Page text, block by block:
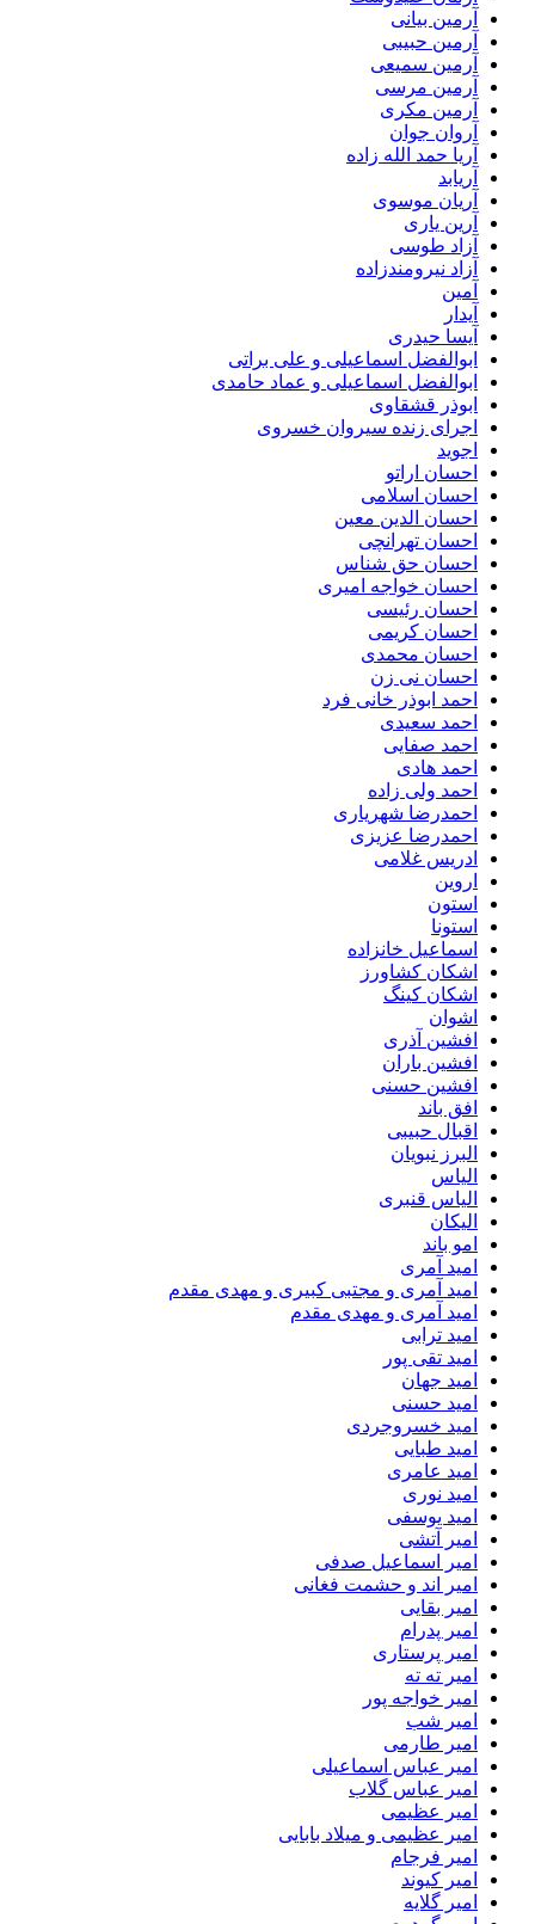
آرمین بیانی
آرمین حبیبی
آرمین سمیعی
آرمین مرسی
آرمین مکری
آروان جوان
آریا حمد الله زاده
آریابد
آریان موسوی
آرین یاری
آزاد طوسی
آزاد نیرومندزاده
آمین
آیدار
آیسا حیدری
ابوالفضل اسماعیلی و علی براتی
ابوالفضل اسماعیلی و عماد حامدی
ابوذر قشقاوی
اجرای زنده سیروان خسروی
اجوید
احسان اراتو
احسان اسلامی
احسان الدین معین
احسان تهرانچی
احسان حق شناس
احسان خواجه امیری
احسان رئیسی
احسان کریمی
احسان محمدی
احسان نی زن
احمد ابوذر خانی فرد
احمد سعیدی
احمد صفایی
احمد هادی
احمد ولی زاده
احمدرضا شهریاری
احمدرضا عزیزی
ادریس غلامی
اروین
استون
استونا
اسماعیل خانزاده
اشکان کشاورز
اشکان کینگ
اشوان
افشین آذری
افشین باران
افشین حسنی
افق باند
اقبال حبیبی
البرز نبویان
الیاس
الیاس قنبرى
الیکان
امو باند
امید آمری
امید آمری و مجتبی کبیری و مهدى مقدم
امید آمری و مهدی مقدم
امید ترابی
امید تقی پور
امید جهان
امید حسنی
امید خسروجردی
امید طبایی
امید عامری
امید نوری
امید یوسفی
امیر آتشی
امیر اسماعیل صدفی
امیر اند و حشمت فغانی
امیر بقایی
امیر پدرام
امیر پرستاری
امیر ته ته
امیر خواجه پور
امیر شب
امیر طارمی
امیر عباس اسماعیلی
امیر عباس گلاب
امیر عظیمی
امیر عظیمی و میلاد بابایی
امیر فرجام
امیر کیوند
امیر گلایه